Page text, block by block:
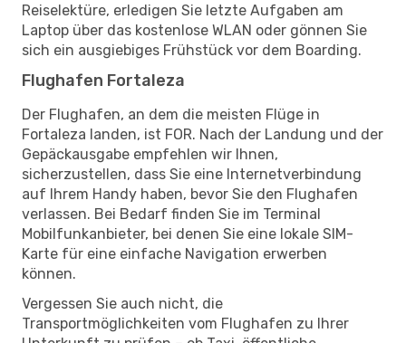
Reiselektüre, erledigen Sie letzte Aufgaben am
Laptop über das kostenlose WLAN oder gönnen Sie
sich ein ausgiebiges Frühstück vor dem Boarding.
Flughafen Fortaleza
Der Flughafen, an dem die meisten Flüge in
Fortaleza landen, ist FOR. Nach der Landung und der
Gepäckausgabe empfehlen wir Ihnen,
sicherzustellen, dass Sie eine Internetverbindung
auf Ihrem Handy haben, bevor Sie den Flughafen
verlassen. Bei Bedarf finden Sie im Terminal
Mobilfunkanbieter, bei denen Sie eine lokale SIM-
Karte für eine einfache Navigation erwerben
können.
Vergessen Sie auch nicht, die
Transportmöglichkeiten vom Flughafen zu Ihrer